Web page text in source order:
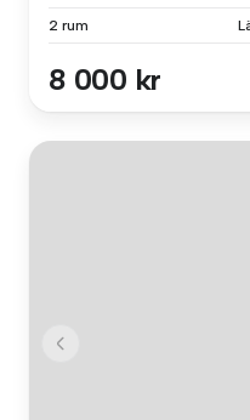
2 rum
8 000 kr